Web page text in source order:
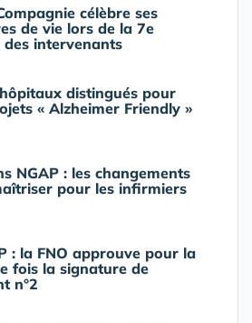
célèbre ses
de vie lors de la 7e
des intervenants
distingués pour
« Alzheimer Friendly »
NGAP : les changements
pour les infirmiers
: la FNO approuve pour la
fois la signature de
n°2